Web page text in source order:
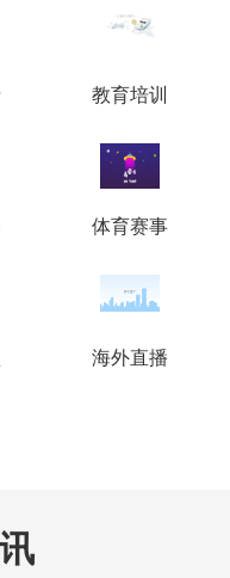
教育培训
体育赛事
海外直播